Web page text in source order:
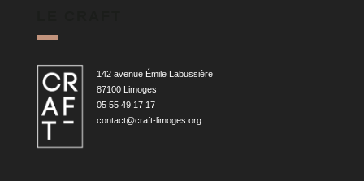
142 avenue Émile Labussière
87100 Limoges
05 55 49 17 17
contact@craft-limoges.org